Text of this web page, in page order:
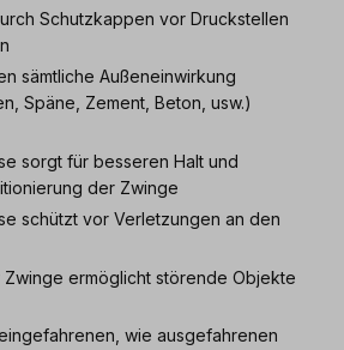
Schutzkappen vor Druckstellen
sämtliche Außeneinwirkung
Späne, Zement, Beton, usw.)
sorgt für besseren Halt und
der Zwinge
schützt vor Verletzungen an den
ermöglicht störende Objekte
wie ausgefahrenen